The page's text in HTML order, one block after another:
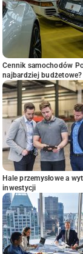
Cennik samochodów
najbardziej budżetowe?
Hale przemysłowe a
inwestycji